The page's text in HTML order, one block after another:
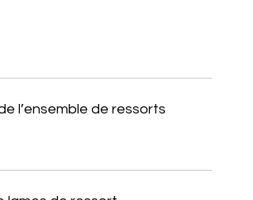
l’ensemble de ressorts